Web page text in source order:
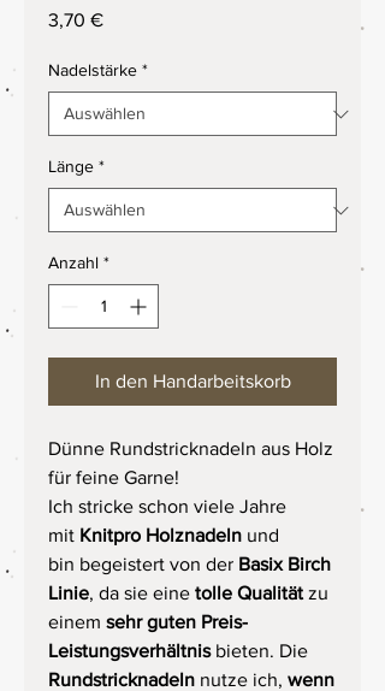
3,70 €Preis
Nadelstärke *
Länge *
Anzahl *
In den Handarbeitskorb
Dünne Rundstricknadeln aus Holz
für feine Garne!
Ich stricke schon viele Jahre
mit Knitpro Holznadeln und
bin begeistert von der Basix Birch
Linie, da sie eine tolle Qualität zu
einem sehr guten Preis-
Leistungsverhältnis bieten. Die
Rundstricknadeln nutze ich, wenn